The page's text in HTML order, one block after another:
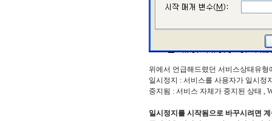
위에서 언급해드렸던 서비스상태유
일시정지 : 서비스를 사용자가 일시정
중지됨 : 서비스 자체가 중지된 상태 ,
일시정지를 시작됨으로 바꾸시려면